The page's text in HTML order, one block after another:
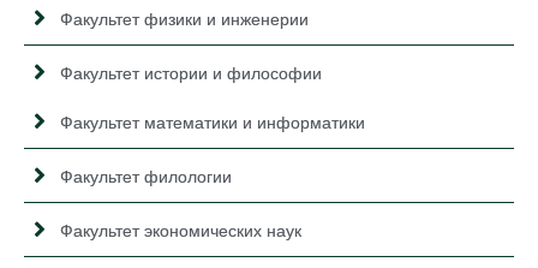
Факультет физики и инженерии
Факультет истории и философии
Факультет математики и информатики
Факультет филологии
Факультет экономических наук